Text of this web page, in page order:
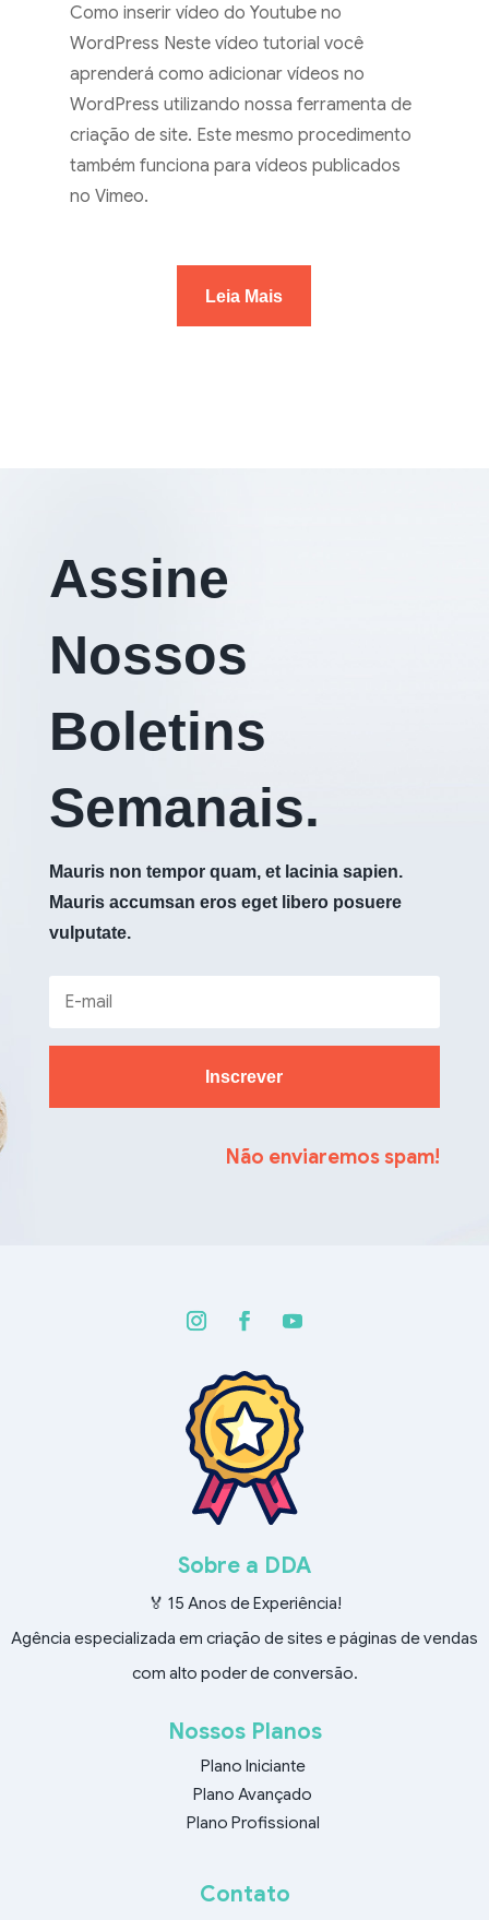
Como inserir vídeo do Youtube no
WordPress Neste vídeo tutorial você
aprenderá como adicionar vídeos no
WordPress utilizando nossa ferramenta de
criação de site. Este mesmo procedimento
também funciona para vídeos publicados
no Vimeo.
Leia Mais
Assine
Nossos
Boletins
Semanais.
Mauris non tempor quam, et lacinia sapien.
Mauris accumsan eros eget libero posuere
vulputate.
Inscrever
Não enviaremos spam!
Sobre a DDA
🏅 15 Anos de Experiência!
Agência especializada em criação de sites e páginas de vendas
com alto poder de conversão.
Nossos Planos
Plano Iniciante
Plano Avançado
Plano Profissional
Contato